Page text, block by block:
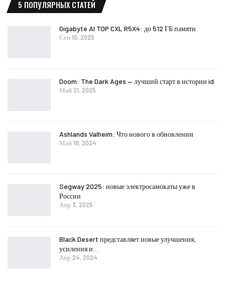
5 ПОПУЛЯРНЫХ СТАТЕЙ
Gigabyte AI TOP CXL R5X4: до 512 ГБ памяти
Сен 10, 2025
Doom: The Dark Ages — лучший старт в истории id
Май 21, 2025
Ashlands Valheim: Что нового в обновлении
Май 18, 2024
Segway 2025: новые электросамокаты уже в
России
Апр 3, 2025
Black Desert представляет новые улучшения,
усиления и…
Апр 24, 2024